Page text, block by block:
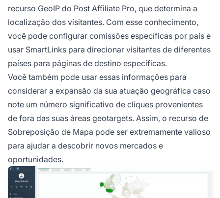
recurso GeoIP do Post Affiliate Pro, que determina a
localização dos visitantes. Com esse conhecimento,
você pode configurar comissões específicas por país e
usar SmartLinks para direcionar visitantes de diferentes
países para páginas de destino específicas.
Você também pode usar essas informações para
considerar a expansão da sua atuação geográfica caso
note um número significativo de cliques provenientes
de fora das suas áreas geotargets. Assim, o recurso de
Sobreposição de Mapa pode ser extremamente valioso
para ajudar a descobrir novos mercados e
oportunidades.